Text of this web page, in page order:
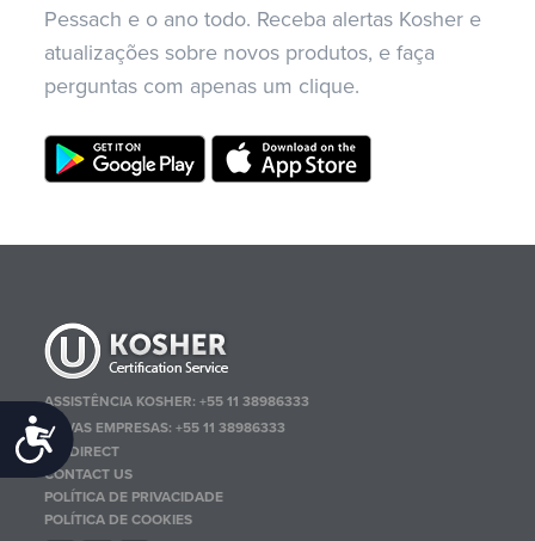
Accessibility
Pessach e o ano todo. Receba alertas Kosher e
atualizações sobre novos produtos, e faça
perguntas com apenas um clique.
ASSISTÊNCIA KOSHER: +55 11 38986333
NOVAS EMPRESAS: +55 11 38986333
OU DIRECT
CONTACT US
POLÍTICA DE PRIVACIDADE
POLÍTICA DE COOKIES